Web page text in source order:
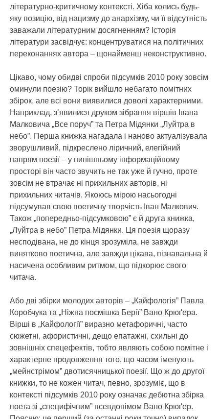
літературно-критичному контексті. Хіба колись будь-
яку позицію, від нацизму до анархізму, чи її відсутність
заважали літературним досягненням? Історія
літератури засвідчує: концентруватися на політичних
переконаннях автора – щонайменш неконструктивно.
Цікаво, чому обидві спроби підсумків 2010 року зовсім
оминули поезію? Торік вийшло небагато помітних
збірок, але всі вони виявилися доволі характерними.
Наприклад, з’явилися друком зібрання віршів Івана
Малковича „Все поруч” та Петра Мідянки „Луйтра в
небо”. Перша книжка нагадала і наново актуалізувала
зворушливий, підкреслено ліричний, елегійний
напрям поезії – у нинішньому інформаційному
просторі він часто звучить не так уже й гучно, проте
зовсім не втрачає ні прихильних авторів, ні
прихильних читачів. Якоюсь мірою насьогодні
підсумував свою поетичну творчість Іван Малкович.
Також „попередньо-підсумковою” є й друга книжка,
„Луйтра в небо” Петра Мідянки. Ця поезія щоразу
несподівана, не до кінця зрозуміла, не завжди
винятково поетична, але завжди цікава, пізнавальна й
насичена особливим ритмом, що підкорює свого
читача.
Або дві збірки молодих авторів – „Кайфологія” Павла
Коробчука та „Ніжна посмішка Берії” Вано Крюґера.
Вірші в „Кайфології” виразно метафоричні, часто
сюжетні, афористичні, дещо епатажні, схильні до
зовнішніх спецефектів, тобто являють собою помітне і
характерне продовження того, що часом іменують
„мейнстрімом” двотисячницької поезії. Що ж до другої
книжки, то не кожен читач, певно, зрозуміє, що в
контексті підсумків 2010 року означає дебютна збірка
поета зі „специфічним” псевдонімом Вано Крюґер.